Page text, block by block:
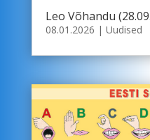
Leo Võhandu
08.01.2026 | Uudised